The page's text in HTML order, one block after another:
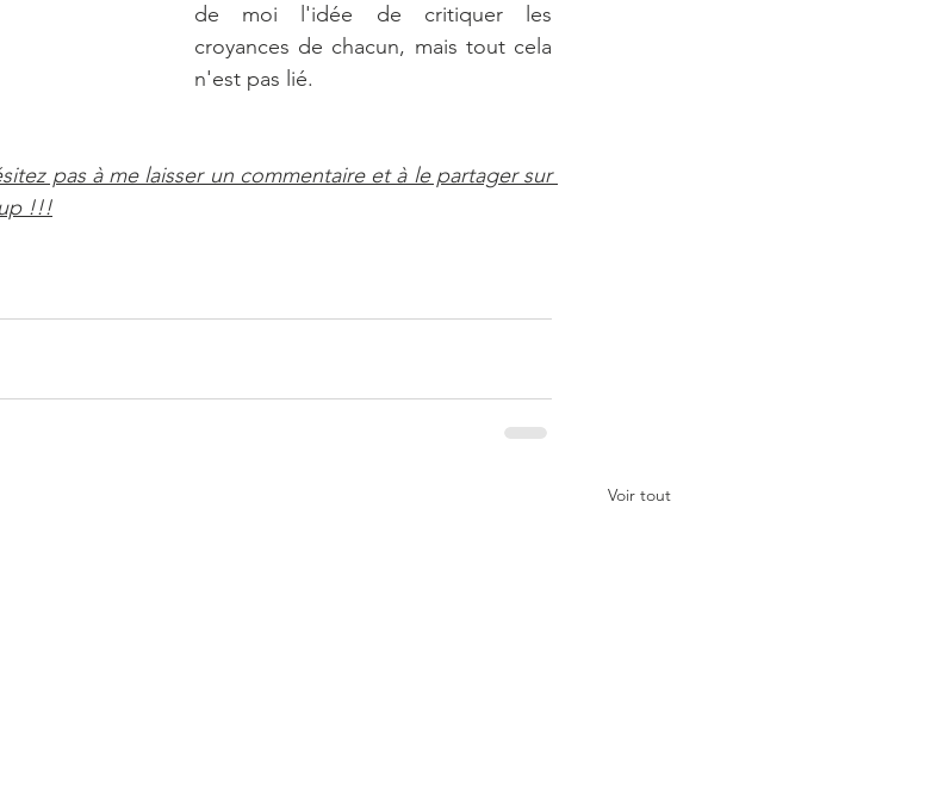
de moi l'idée de critiquer les
croyances de chacun, mais tout cela
n'est pas lié.
pas à me laisser un commentaire et à le partager sur
!!!
Voir tout